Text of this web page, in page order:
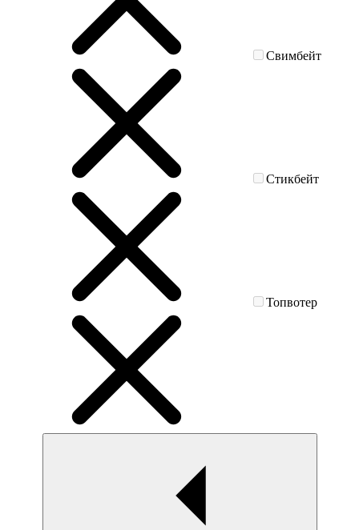
Свимбейт
Стикбейт
Топвотер